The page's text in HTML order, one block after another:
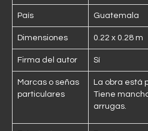
País Guatemala
Dimensiones 0.22 x 0.28 m
Firma del autor Sí
Marcas o señas
particulares
La obra está
Tiene
arrugas.